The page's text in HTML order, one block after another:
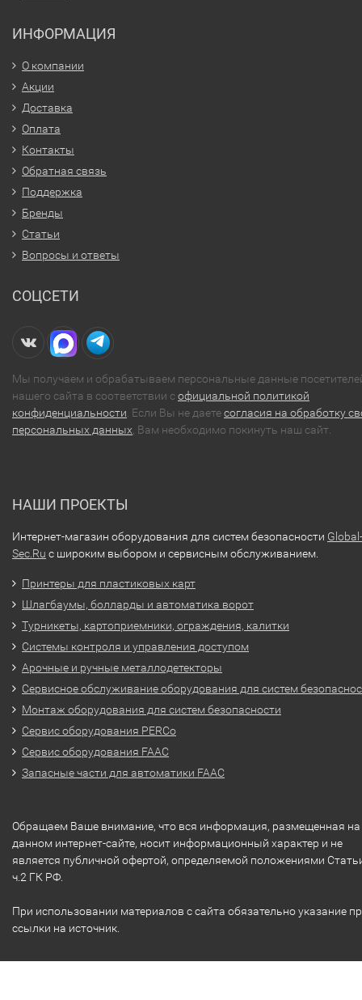
ИНФОРМАЦИЯ
О компании
Акции
Доставка
Оплата
Контакты
Обратная связь
Поддержка
Бренды
Статьи
Вопросы и ответы
СОЦСЕТИ
Мы получаем и обрабатываем персональные данные
нашего сайта в соответствии софициальной политикой
конфиденциальности . Если Вы не даетесогласия на обработку
персональных данных , Вам необходимо покинуть наш сайт.
НАШИ ПРОЕКТЫ
Интернет-магазин оборудования для систем безопасности Global-
Sec.Ru с широким выбором и сервисным обслуживанием.
Принтеры для пластиковых карт
Шлагбаумы, болларды и автоматика ворот
Турникеты, картоприемники, ограждения, калитки
Системы контроля и управления доступом
Арочные и ручные металлодетекторы
Сервисное обслуживание оборудования для систем
Монтаж оборудования для систем безопасности
Сервис оборудования PERCo
Сервис оборудования FAAC
Запасные части для автоматики FAAC
Обращаем Ваше внимание, что вся информация, размещенная на
данном интернет-сайте, носит информационный характер и не
является публичной офертой, определяемой положениями
ч.2 ГК РФ.
При использовании материалов с сайта обязательно указание
ссылки на источник.